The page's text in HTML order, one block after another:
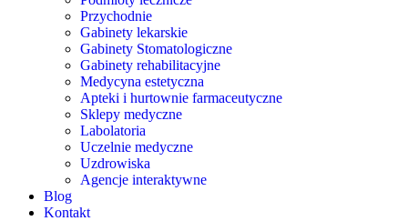
Przychodnie
Gabinety lekarskie
Gabinety Stomatologiczne
Gabinety rehabilitacyjne
Medycyna estetyczna
Apteki i hurtownie farmaceutyczne
Sklepy medyczne
Labolatoria
Uczelnie medyczne
Uzdrowiska
Agencje interaktywne
Blog
Kontakt